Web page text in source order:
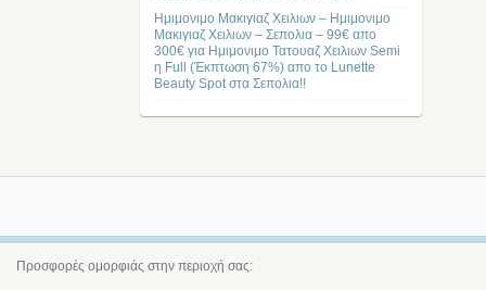
Ημιμονιμο Μακιγιαζ Χειλιων – Ημιμονιμο
Μακιγιαζ Χειλιων – Σεπολια – 99€ απο
300€ για Ημιμονιμο Τατουαζ Χειλιων Semi
η Full (Έκπτωση 67%) απο το Lunette
Beauty Spot στα Σεπολια!!
Προσφορές ομορφιάς στην περιοχή σας: